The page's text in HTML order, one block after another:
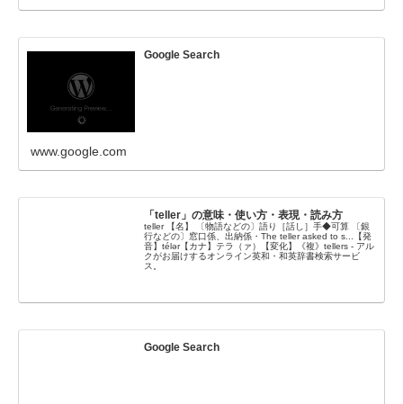
Google Search
www.google.com
「teller」の意味・使い方・表現・読み方
teller 【名】 〔物語などの〕語り［話し］手◆可算 〔銀
行などの〕窓口係、出納係・The teller asked to s...【発
音】télər【カナ】テラ（ァ）【変化】《複》tellers - アル
クがお届けするオンライン英和・和英辞書検索サービ
ス。
Google Search